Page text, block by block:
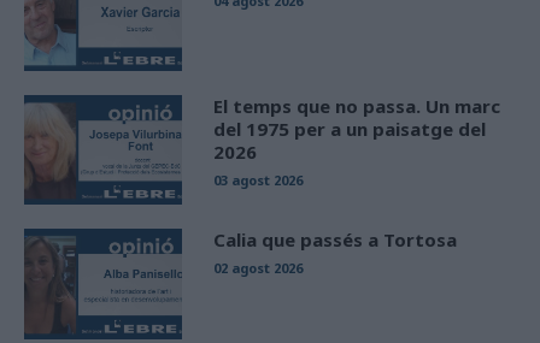
El temps que no passa. Un marc
del 1975 per a un paisatge del
2026
03 agost 2026
Calia que passés a Tortosa
02 agost 2026